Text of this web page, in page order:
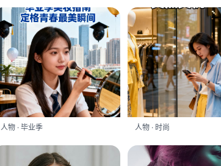
人物 · 毕业季 人物 · 时尚